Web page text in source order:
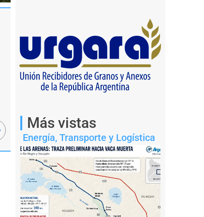
Más vistas
Energía, Transporte y Logística